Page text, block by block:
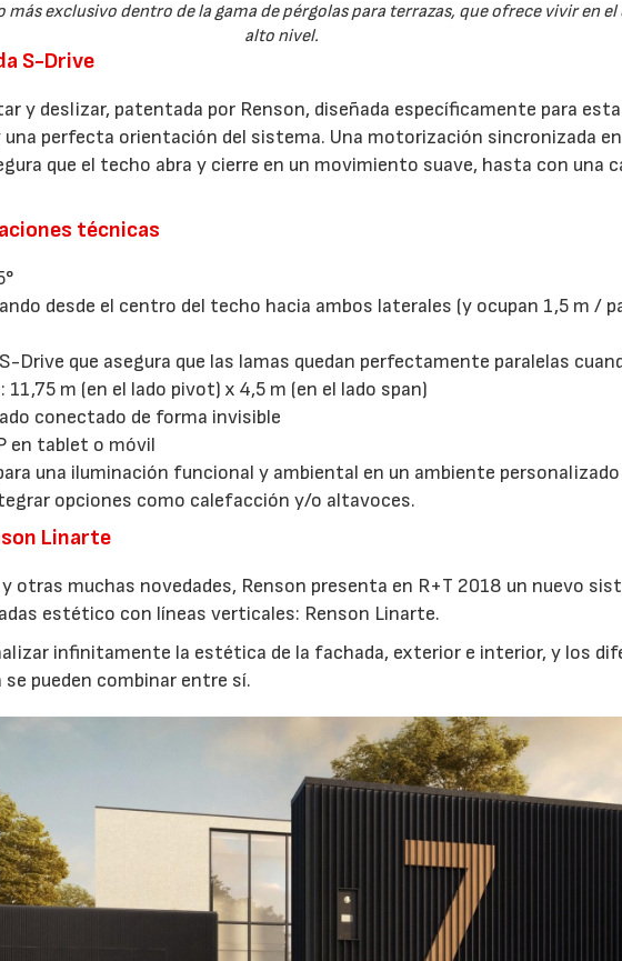
más exclusivo dentro de la gama de pérgolas para terrazas, que ofrece vivir en
alto nivel.
S-Drive
y deslizar, patentada por Renson, diseñada específicamente para
una perfecta orientación del sistema. Una motorización sincronizada
que el techo abra y cierre en un movimiento suave, hasta con una
técnicas
desde el centro del techo hacia ambos laterales (y ocupan 1,5 m /
Drive que asegura que las lamas quedan perfectamente paralelas
m (en el lado pivot) x 4,5 m (en el lado span)
conectado de forma invisible
en tablet o móvil
una iluminación funcional y ambiental en un ambiente personalizado
opciones como calefacción y/o altavoces.
Linarte
y otras muchas novedades, Renson presenta en R+T 2018 un nuevo
estético con líneas verticales: Renson Linarte.
infinitamente la estética de la fachada, exterior e interior, y los
pueden combinar entre sí.